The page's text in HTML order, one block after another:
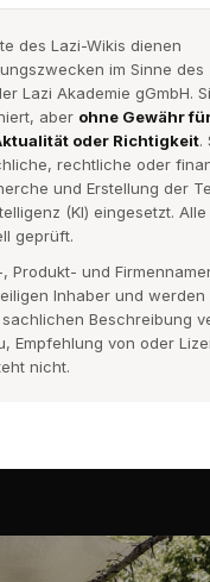
des Lazi-Wikis dienen
im Sinne des
Lazi Akademie gGmbH.
aber ohne Gewähr
oder Richtigkeit.
rechtliche oder
und Erstellung der
(KI) eingesetzt. Alle
geprüft.
Produkt- und
Inhaber und werden
Beschreibung
Empfehlung von oder
nicht.